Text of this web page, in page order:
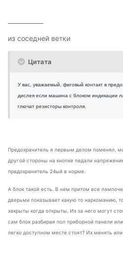
из соседней ветки
Цитата
У вас, уважаемый, фиговый контакт в
дислея если машина с блоком индикации
глючат резисторы контроля.
Предохранитель я первым делом поменял,
другой стороны на кнопке педали
предохранитель 24ый в норме.
А блок такой есть. В нем притом все
дверьми показывает какую то наркоманию,
закрыты когда открыты. Из за него могут
сам блок разбирая пол приборной панели
легко доступном месте стоят? Их менять